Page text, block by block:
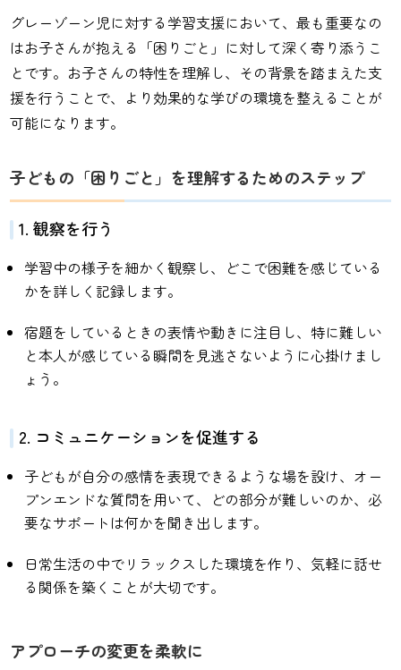
グレーゾーン児に対する学習支援において、最も重要なの
はお子さんが抱える「困りごと」に対して深く寄り添うこ
とです。お子さんの特性を理解し、その背景を踏まえた支
援を行うことで、より効果的な学びの環境を整えることが
可能になります。
子どもの「困りごと」を理解するためのステップ
1. 観察を行う
学習中の様子を細かく観察し、どこで困難を感じている
かを詳しく記録します。
宿題をしているときの表情や動きに注目し、特に難しい
と本人が感じている瞬間を見逃さないように心掛けまし
ょう。
2. コミュニケーションを促進する
子どもが自分の感情を表現できるような場を設け、オー
プンエンドな質問を用いて、どの部分が難しいのか、必
要なサポートは何かを聞き出します。
日常生活の中でリラックスした環境を作り、気軽に話せ
る関係を築くことが大切です。
アプローチの変更を柔軟に